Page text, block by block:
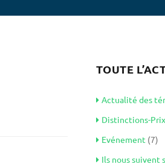
TOUTE
Actualité des
Distinctions-
Evénement (7)
Ils nous suivent